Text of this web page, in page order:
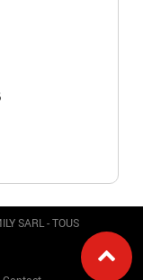
SARL - TOUS